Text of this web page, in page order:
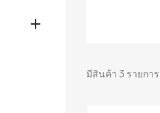

มีสินค้า 3 รายการ